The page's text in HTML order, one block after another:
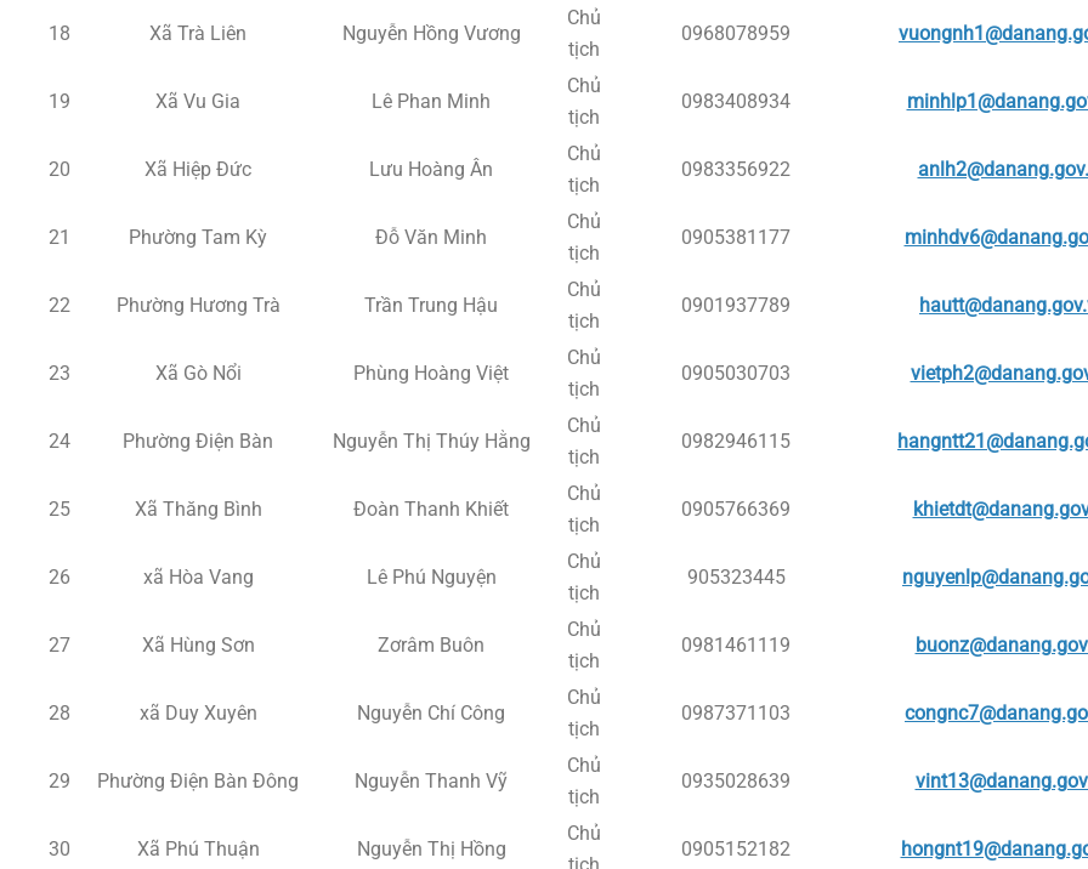
18 Xã Trà Liên Nguyễn Hồng Vương
Chủ
tịch
0968078959
19 Xã Vu Gia Lê Phan Minh
Chủ
tịch
0983408934
20 Xã Hiệp Đức Lưu Hoàng Ân
Chủ
tịch
0983356922
21 Phường Tam Kỳ Đỗ Văn Minh
Chủ
tịch
0905381177
22 Phường Hương Trà Trần Trung Hậu
Chủ
tịch
0901937789
23 Xã Gò Nổi Phùng Hoàng Việt
Chủ
tịch
0905030703
24 Phường Điện Bàn Nguyễn Thị Thúy Hằng
Chủ
tịch
0982946115
25 Xã Thăng Bình Đoàn Thanh Khiết
Chủ
tịch
0905766369
26 xã Hòa Vang Lê Phú Nguyện
Chủ
tịch
905323445
27 Xã Hùng Sơn Zơrâm Buôn
Chủ
tịch
0981461119
28 xã Duy Xuyên Nguyễn Chí Công
Chủ
tịch
0987371103
29 Phường Điện Bàn Đông Nguyễn Thanh Vỹ
Chủ
tịch
0935028639
30 Xã Phú Thuận Nguyễn Thị Hồng
Chủ
tịch
0905152182